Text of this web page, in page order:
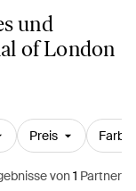
und
of London
Preis Farbe
von1 Partner